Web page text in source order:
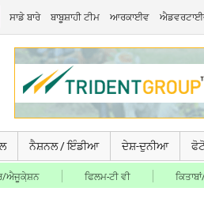
ਸਾਡੇ ਬਾਰੇ ਬਾਬੂਸ਼ਾਹੀ ਟੀਮ ਆਰਕਾਈਵ
ਨੈਸ਼ਨਲ / ਇੰਡੀਆ ਦੇਸ਼-ਦੁਨੀਆ
ਐਜੂਕੇ਼ਸ਼ਨ ਫਿਲਮ-ਟੀ ਵੀ